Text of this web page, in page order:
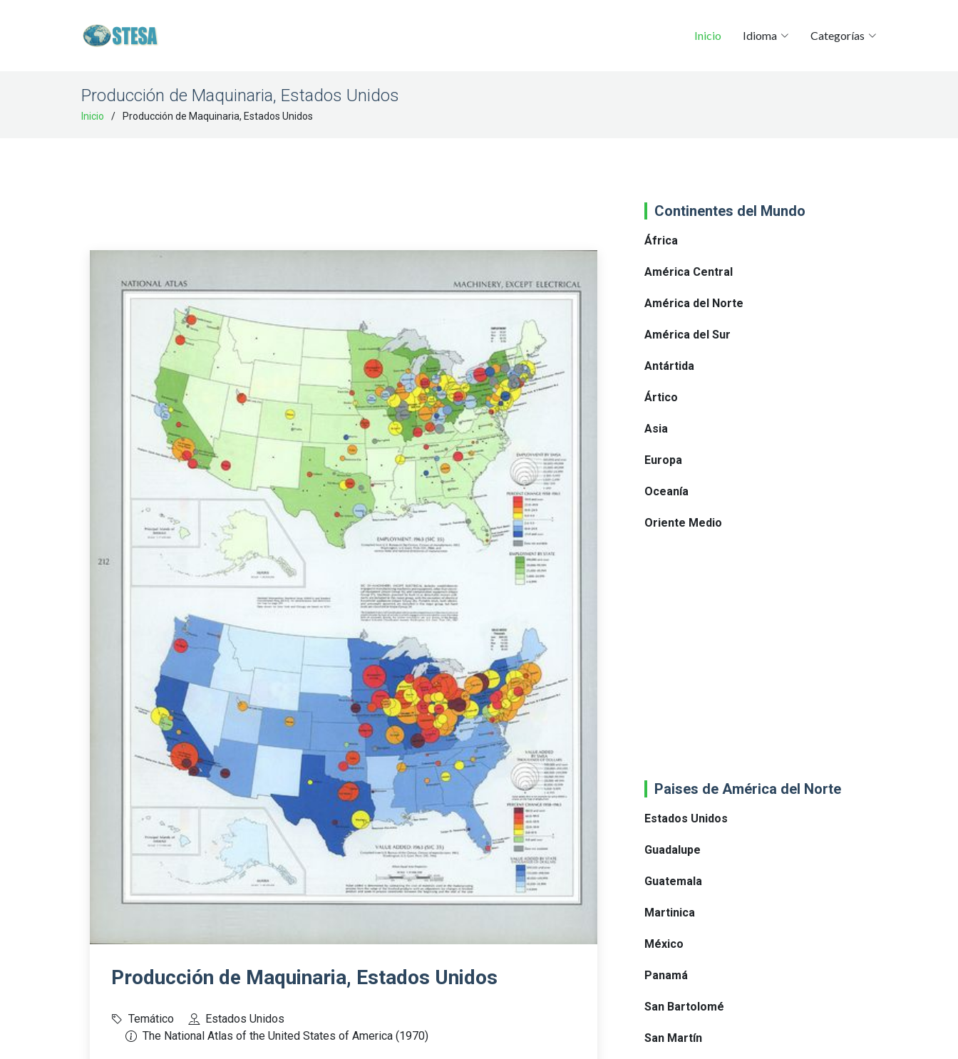
Inicio Idioma Categorías
Producción de Maquinaria, Estados Unidos
Inicio Producción de Maquinaria, Estados Unidos
Producción de Maquinaria, Estados Unidos
Temático
Estados Unidos
The National Atlas of the United States of America (1970)
Continentes del Mundo
África
América Central
América del Norte
América del Sur
Antártida
Ártico
Asia
Europa
Oceanía
Oriente Medio
Paises de América del Norte
Estados Unidos
Guadalupe
Guatemala
Martinica
México
Panamá
San Bartolomé
San Martín